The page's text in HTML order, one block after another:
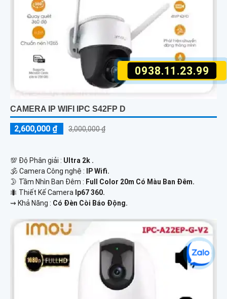
0938.11.23.99
CAMERA IP WIFI IPC S42FP D
2,600,000 ₫ 3,000,000 ₫
💯 Độ Phân giải : Ultra 2k .
🕉️ Camera Công nghệ :
IP Wifi.
🌛 Tầm Nhìn Ban Đêm : Full Color 20m Có Màu Ban Đêm.
🐜 Thiết Kế Camera Ip67 360.
️⇝ Khả Năng : Có Đèn Còi Báo Động.